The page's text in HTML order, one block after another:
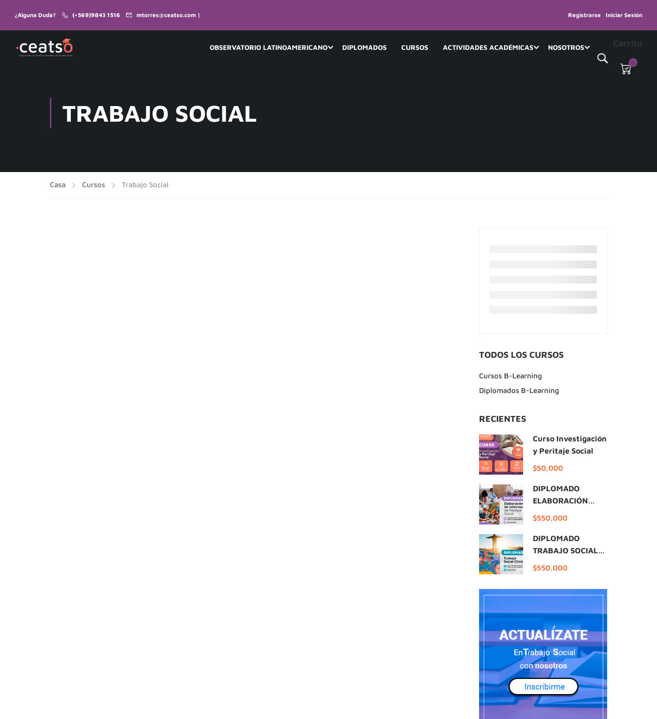
¿Alguna Duda? (+569)9843 1516 mtorres@ceatso.com | Registrarse Iniciar Sesión
OBSERVATORIO LATINOAMERICANO DIPLOMADOS CURSOS ACTIVIDADES ACADÉMICAS NOSOTROS Carrito
0
TRABAJO SOCIAL
Casa Cursos Trabajo Social
TODOS LOS CURSOS
Cursos B-Learning
Diplomados B-Learning
RECIENTES
Curso Investigación
y Peritaje Social
$50,000
DIPLOMADO
ELABORACIÓN
INFORMES DE
$550,000
DIPLOMADO
TRABAJO SOCIAL
CLÍNICO
$550,000